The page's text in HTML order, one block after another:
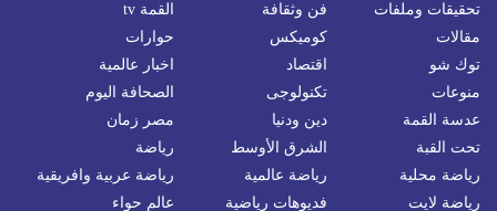
تحقيقات وملفات
فن وثقافة
القمة tv
مقالات
كوميكس
حوارات
توك شو
اقتصاد
اخبار عالمية
منوعات
تكنولوجى
الصحافة اليوم
عدسة القمة
دين ودنيا
مصر زمان
تحت القبة
الشرق الأوسط
رياضة
رياضة محلية
رياضة عالمية
رياضة عربية وافريقية
رياضة لايت
فديوهات رياضية
عالم حواء